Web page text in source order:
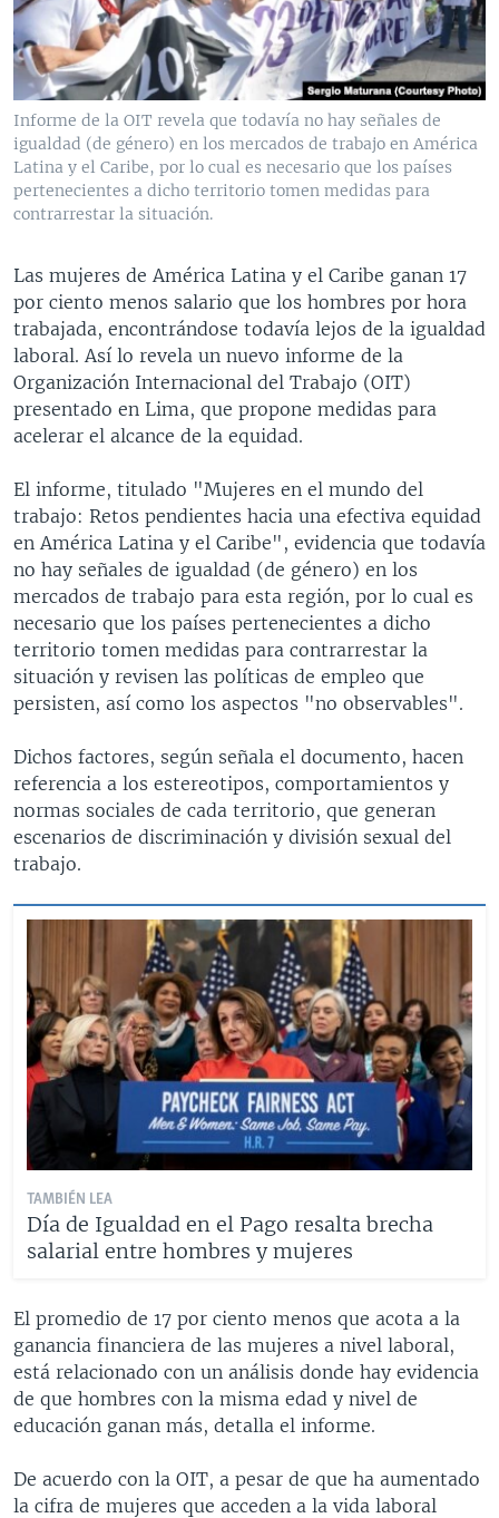
VENEZUELA
BRASIL
NICARAGUA
ECONOMÍA
ENTRETENIMIENTO Y CULTURA
TECNOLOGÍA
DEPORTES
CIENCIA Y SALUD
MULTIMEDIA
VIDEOS
FOTOGRAFÍA
AUDIOS
PROGRAMAS TV
EL MUNDO AL DÍA
FORO INTERAMERICANO
VISIÓN 360
LAS CLAVES
RADIO
AVANCE INFORMATIVO
AUDIONOTICIAS
BUENOS DÍAS AMÉRICA
EL MUNDO AL DÍA [RADIO]
FORO [RADIO]
DEPORTIVO INTERNACIONAL
NOTA ECONÓMICA
DIRECT
DOCUMENTALES DE LA VOA
SÍGANOS
Idiomas
Informe de la OIT revela que todavía no hay señales de
igualdad (de género) en los mercados de trabajo en América
Latina y el Caribe, por lo cual es necesario que los países
pertenecientes a dicho territorio tomen medidas para
contrarrestar la situación.
Las mujeres de América Latina y el Caribe ganan 17
por ciento menos salario que los hombres por hora
trabajada, encontrándose todavía lejos de la igualdad
laboral. Así lo revela un nuevo informe de la
Organización Internacional del Trabajo (OIT)
presentado en Lima, que propone medidas para
acelerar el alcance de la equidad.
El informe, titulado "Mujeres en el mundo del
trabajo: Retos pendientes hacia una efectiva equidad
en América Latina y el Caribe", evidencia que todavía
no hay señales de igualdad (de género) en los
mercados de trabajo para esta región, por lo cual es
necesario que los países pertenecientes a dicho
territorio tomen medidas para contrarrestar la
situación y revisen las políticas de empleo que
persisten, así como los aspectos "no observables".
Dichos factores, según señala el documento, hacen
referencia a los estereotipos, comportamientos y
normas sociales de cada territorio, que generan
escenarios de discriminación y división sexual del
trabajo.
TAMBIÉN LEA
Día de Igualdad en el Pago resalta brecha
salarial entre hombres y mujeres
El promedio de 17 por ciento menos que acota a la
ganancia financiera de las mujeres a nivel laboral,
está relacionado con un análisis donde hay evidencia
de que hombres con la misma edad y nivel de
educación ganan más, detalla el informe.
De acuerdo con la OIT, a pesar de que ha aumentado
la cifra de mujeres que acceden a la vida laboral